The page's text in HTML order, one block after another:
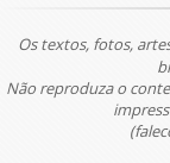
Os textos, fotos,
Não reproduza o